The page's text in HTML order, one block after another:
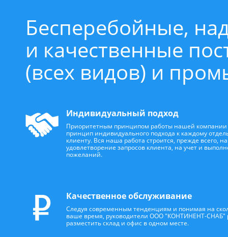
Бесперебойные,
и качественные
(всех видов) и
Индивидуальный подход
Приоритетным принципом работы нашей компании
принцип индивидуального подхода к каждому
клиенту. Вся наша работа строится, прежде всего, на
удовлетворение запросов клиента, на учет и
пожеланий.
Качественное обслуживание
Следуя современным тенденциям и понимая на
ваше время, руководители ООО "КОНТИНЕНТ-
разместить склад и офис в одном месте.